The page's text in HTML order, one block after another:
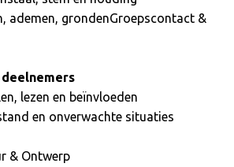
ademen, grondenGroepscontact &
lezen en beïnvloeden
en onverwachte situaties
& Ontwerp